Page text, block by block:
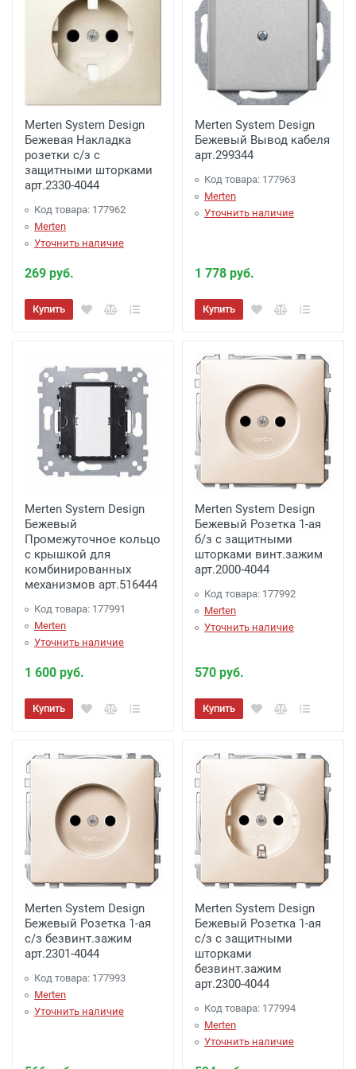
Доставка г. Москва -
650 рублей
заказе на сумму от 2000 рублей до 4000
рублей)
Доставка по г. Калуге, заказ более 3000
Доставка г. Калуга (самовывоз из офиса)
заказ менее 3000 рублей. -100 рублей
Акция: Доставка до: Малоярославец,
Обнинск, Балабаново - Бесплатно(при
заказе более 3000 рублей), до подъезда;
Акция: Доставка до: Наро-Фоминск,
Апрелевка, п.Селятино, п.Московский -
до подъезда;
менее 7000 рублей. -
300 рублей
Доставка до терминала Транспортной
Компании
(для Регионов) Подробнее
Merten System Design
Бежевая Накладка
розетки с/з с
защитными шторками
арт.2330-4044
Код товара: 177962
Merten
Уточнить наличие
269 руб.
Купить
Merten System Design
Бежевый Вывод кабеля
арт.299344
Код товара: 177963
Merten
Уточнить наличие
1 778 руб.
Купить
Merten System Design
Бежевый
Промежуточное кольцо
с крышкой для
комбинированных
механизмов арт.516444
Код товара: 177991
Merten
Уточнить наличие
1 600 руб.
Купить
Merten System Design
Бежевый Розетка 1-ая
б/з с защитными
шторками винт.зажим
арт.2000-4044
Код товара: 177992
Merten
Уточнить наличие
570 руб.
Купить
Merten System Design
Бежевый Розетка 1-ая
с/з безвинт.зажим
арт.2301-4044
Код товара: 177993
Merten
Уточнить наличие
Merten System Design
Бежевый Розетка 1-ая
с/з с защитными
шторками
безвинт.зажим
арт.2300-4044
Код товара: 177994
Merten
Уточнить наличие